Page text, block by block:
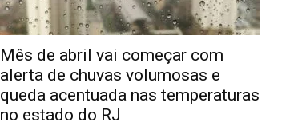
Mês de abril vai começar com
alerta de chuvas volumosas e
queda acentuada nas temperaturas
no estado do RJ